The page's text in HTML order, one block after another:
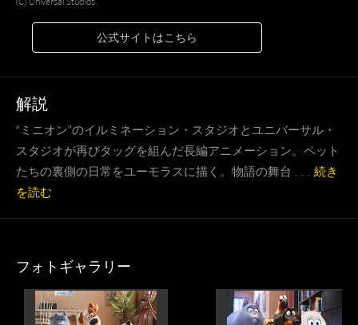
公式サイトはこちら
解説
“ミニオン”のイルミネーション・スタジオとユニバーサル・
スタジオが再びタッグを組んだ長編アニメーション。ペット
たちの裏側の日常をユーモラスに描く。物語の舞台 . . . 続き
を読む
フォトギャラリー